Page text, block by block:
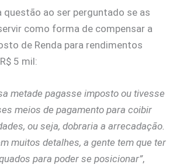
questão ao ser perguntado se as
como forma de compensar a
de Renda para rendimentos
5 mil:
metade pagasse imposto ou tivesse
meios de pagamento para coibir
ou seja, dobraria a arrecadação.
muitos detalhes, a gente tem que ter
para poder se posicionar”,